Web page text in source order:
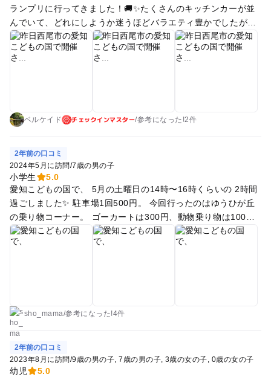
ランプリに行ってきました！🚚✨たくさんのキッチンカーが並
んでいて、どれにしようか迷うほどバラエティ豊かでしたが、
特に美味しかったのが「やきそば」と「クレープ」、「イチゴ
飴」そしてジューシーな「ハラミのお肉」！🍜🍖🍓どれも絶品
で大満足でした！ さらに、愛知こどもの国は山の上にあるの
でも遊びましたが、ここは本当に広いので、一日中遊んでいて
っきりのびのびと遊びたいなと思いました！家族で楽しめる素
敵な場所で、ぜひまた行きたいです♪
ベルケイド チェックインマスター/参考になった!2件
2年前の口コミ
2024年5月に訪問/7歳の男の子
小学生
5.0
愛知こどもの国で、 5月の土曜日の14時〜16時くらいの 2時間
過ごしました✨ 駐車場1回500円。 今回行ったのはゆうひが丘
の乗り物コーナー。 ゴーカートは300円、動物乗り物は100
円、 パドルボートは300円、ミニカーは100円。 こども汽車は
500円。 比較的安い値段で乗り物を楽しむことができます。 眺
sho_mama/参考に なった!4件
2年前の口コミ
2023年8月に訪問/9歳の男の子 7歳の男の子 3歳の女の子 0歳の女の子
幼児
5.0